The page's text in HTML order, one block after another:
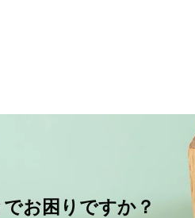
お困りですか？